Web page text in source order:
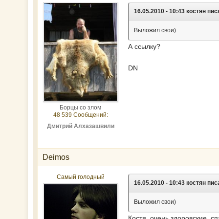
Борцы со злом
48 539 Сообщений:
Дмитрий Алхазашвили
16.05.2010 - 10:43 костян
Выложил свои)
А ссылку?
DN
Deimos
Самый голодный
16.05.2010 - 10:43 костян
Выложил свои)